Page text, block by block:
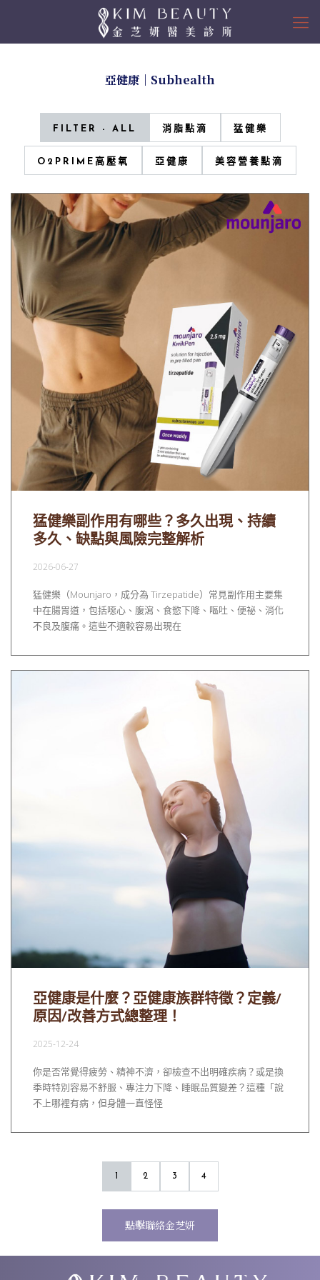
亞健康｜Subhealth
FILTER - ALL 消脂點滴 猛健樂
O2PRIME高壓氧 亞健康 美容營養點滴
猛健樂副作用有哪些？多久出現、持續
多久、缺點與風險完整解析
2026-06-27
猛健樂（Mounjaro，成分為 Tirzepatide）常見副作用主要集
中在腸胃道，包括噁心、腹瀉、食慾下降、嘔吐、便祕、消化
不良及腹痛。這些不適較容易出現在
亞健康是什麼？亞健康族群特徵？定義/
原因/改善方式總整理！
2025-12-24
你是否常覺得疲勞、精神不濟，卻檢查不出明確疾病？或是換
季時特別容易不舒服、專注力下降、睡眠品質變差？這種「說
不上哪裡有病，但身體一直怪怪
1 2 3 4
點擊聯絡金芝妍